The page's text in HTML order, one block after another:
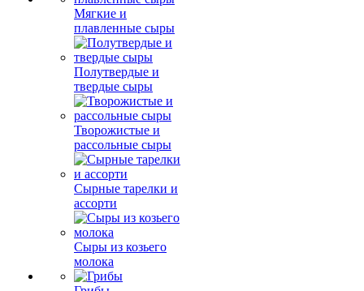
Мягкие и
плавленные сыры
Полутвердые и
твердые сыры
Творожистые и
рассольные сыры
Сырные тарелки и
ассорти
Сыры из козьего
молока